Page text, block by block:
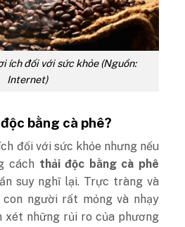
ích đối với sức khỏe (Nguồn:
Internet)
bằng cà phê?
đối với sức khỏe nhưng nếu
cách thải độc bằng cà phê
suy nghĩ lại. Trực tràng và
người rất mỏng và nhạy
xét những rủi ro của phương